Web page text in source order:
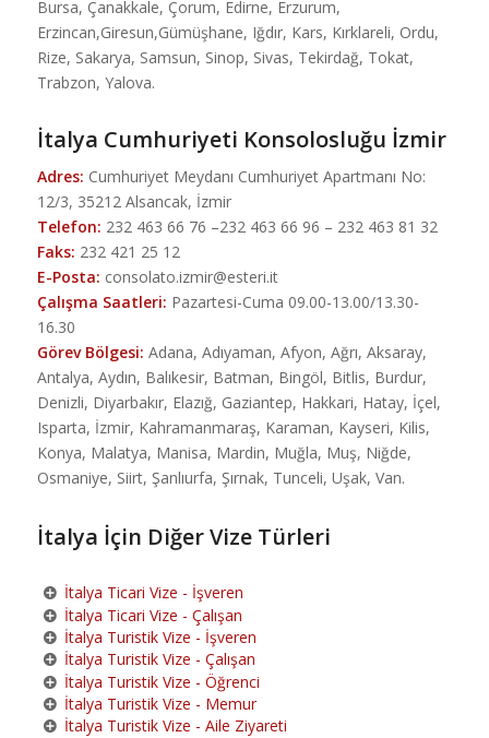
Bursa, Çanakkale, Çorum, Edirne, Erzurum,
Erzincan,Giresun,Gümüşhane, Iğdır, Kars, Kırklareli, Ordu,
Rize, Sakarya, Samsun, Sinop, Sivas, Tekirdağ, Tokat,
Trabzon, Yalova.
İtalya Cumhuriyeti Konsolosluğu İzmir
Adres: Cumhuriyet Meydanı Cumhuriyet Apartmanı No:
12/3, 35212 Alsancak, İzmir
Telefon: 232 463 66 76 –232 463 66 96 – 232 463 81 32
Faks: 232 421 25 12
E-Posta: consolato.izmir@esteri.it
Çalışma Saatleri: Pazartesi-Cuma 09.00-13.00/13.30-
16.30
Görev Bölgesi: Adana, Adıyaman, Afyon, Ağrı, Aksaray,
Antalya, Aydın, Balıkesir, Batman, Bingöl, Bitlis, Burdur,
Denizli, Diyarbakır, Elazığ, Gaziantep, Hakkari, Hatay, İçel,
Isparta, İzmir, Kahramanmaraş, Karaman, Kayseri, Kilis,
Konya, Malatya, Manisa, Mardin, Muğla, Muş, Niğde,
Osmaniye, Siirt, Şanlıurfa, Şırnak, Tunceli, Uşak, Van.
İtalya İçin Diğer Vize Türleri
İtalya Ticari Vize - İşveren
İtalya Ticari Vize - Çalışan
İtalya Turistik Vize - İşveren
İtalya Turistik Vize - Çalışan
İtalya Turistik Vize - Öğrenci
İtalya Turistik Vize - Memur
İtalya Turistik Vize - Aile Ziyareti